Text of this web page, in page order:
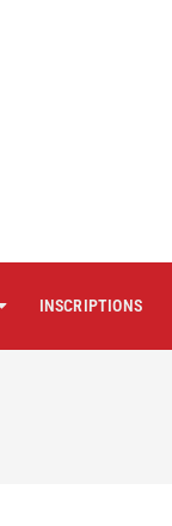
INSCRIPTIONS